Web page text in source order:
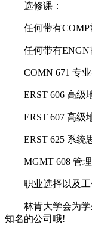
选修课：
任何带有COMP
任何带有ENGN
COMN 671 专业
ERST 606 高级
ERST 607 高级
ERST 625 系统
MGMT 608 管理
职业选择以及工
林肯大学会为学
知名的公司哦!